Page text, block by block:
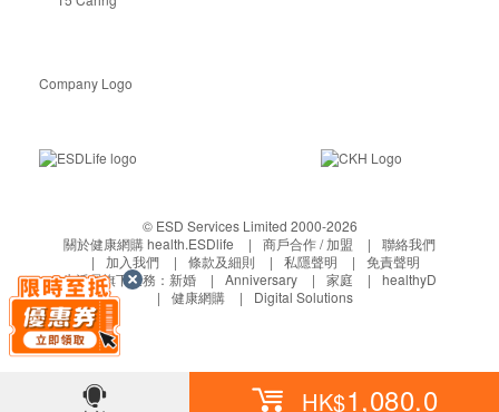
HK$1,080.0
© ESD Services Limited 2000-2026
關於健康網購 health.ESDlife
商戶合作 / 加盟
聯絡我們
加入我們
條款及細則 私隱聲明
免責聲明
生活易旗下業務： 新婚 Anniversary 家庭
healthyD
健康網購
Digital Solutions